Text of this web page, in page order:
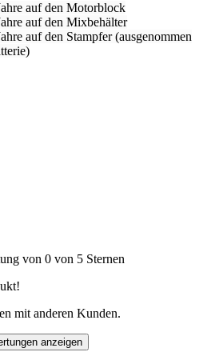
auf den Motorblock
auf den Mixbehälter
auf den Stampfer (ausgenommen
von 0 von 5 Sternen
mit anderen Kunden.
anzeigen